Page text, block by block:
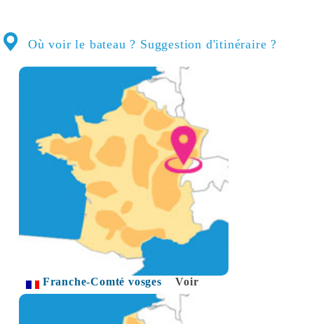
Où voir le bateau ? Suggestion d'itinéraire ?
Franche-Comté vosges Voir